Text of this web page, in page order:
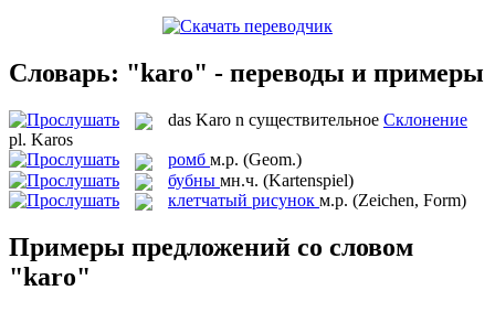
Словарь: "karo" - переводы и примеры
das Karo n существительное Склонение
pl. Karos
ромб м.р. (Geom.)
бубны мн.ч. (Kartenspiel)
клетчатый рисунок м.р. (Zeichen, Form)
Примеры предложений со словом
"karo"